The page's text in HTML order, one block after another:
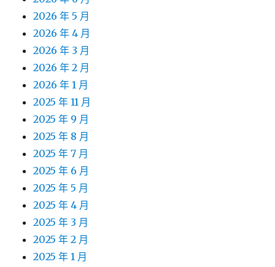
2026 年 5 月
2026 年 4 月
2026 年 3 月
2026 年 2 月
2026 年 1 月
2025 年 11 月
2025 年 9 月
2025 年 8 月
2025 年 7 月
2025 年 6 月
2025 年 5 月
2025 年 4 月
2025 年 3 月
2025 年 2 月
2025 年 1 月